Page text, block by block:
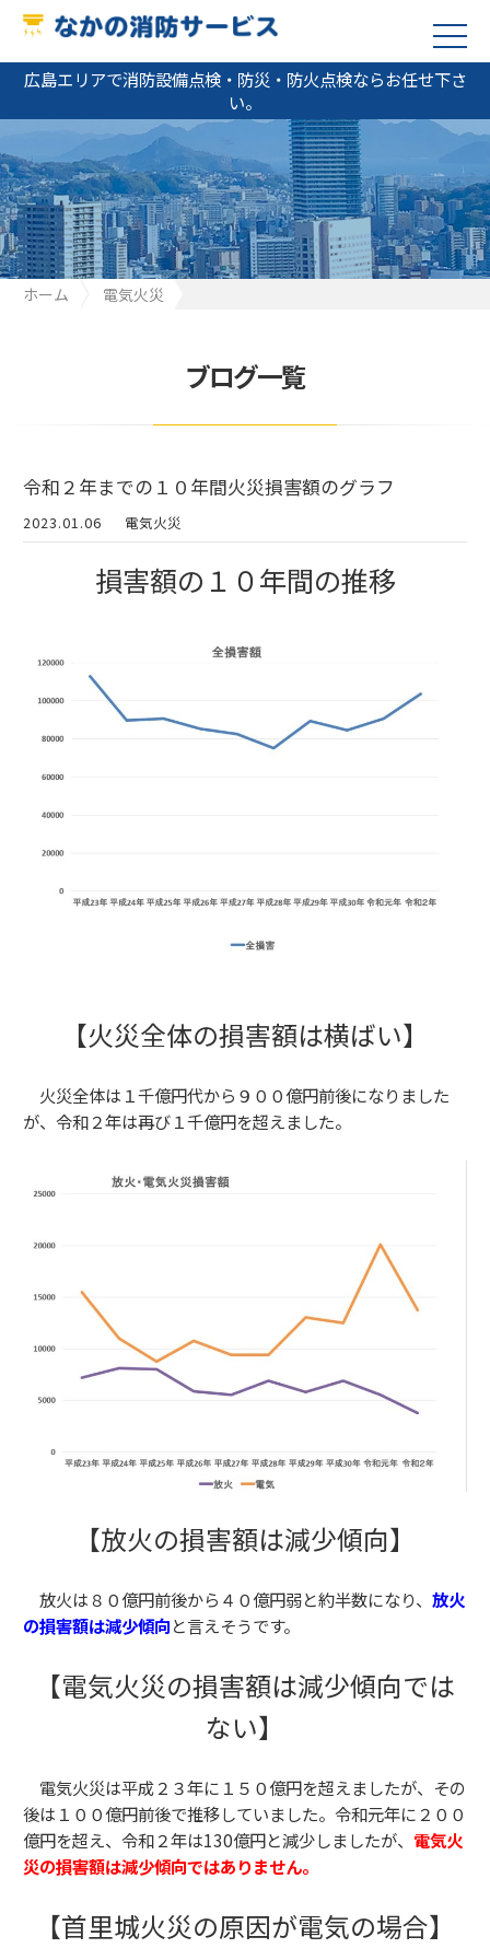
広島エリアで消防設備点検・防災・防火点検ならお任せ下さ
い。
ホーム
電気火災
ブログ一覧
令和２年までの１０年間火災損害額のグラフ
2023.01.06 電気火災
損害額の１０年間の推移
【火災全体の損害額は横ばい】
火災全体は１千億円代から９００億円前後になりました
が、令和２年は再び１千億円を超えました。
【放火の損害額は減少傾向】
放火は８０億円前後から４０億円弱と約半数になり、 放火
の損害額は減少傾向と言えそうです。
【電気火災の損害額は減少傾向では
ない】
電気火災は平成２３年に１５０億円を超えましたが、その
後は１００億円前後で推移していました。令和元年に２００
億円を超え、令和２年は130億円と減少しましたが、 電気火
災の損害額は減少傾向ではありません。
【首里城火災の原因が電気の場合】